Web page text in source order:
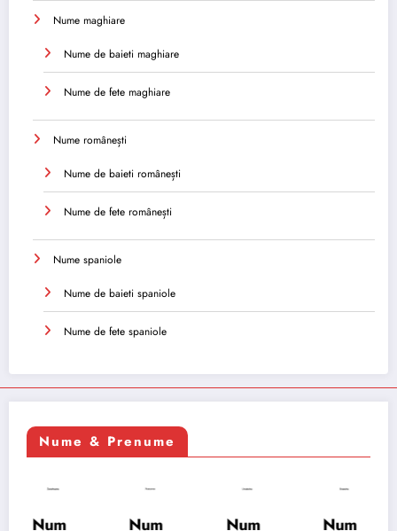
Nume maghiare
Nume de baieti maghiare
Nume de fete maghiare
Nume românești
Nume de baieti românești
Nume de fete românești
Nume spaniole
Nume de baieti spaniole
Nume de fete spaniole
Nume & Prenume
Num
Num
Num
Num